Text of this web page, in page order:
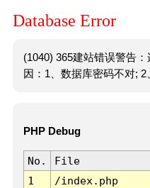
Database Error
(1040) 365建站错误警告
因：1、数据库密码不对; 2
PHP Debug
No. File
1
/index.php